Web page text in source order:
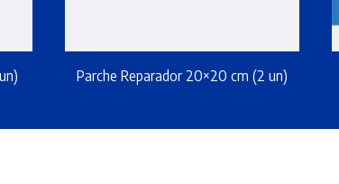
Parche Reparador 20×20 cm (2 un)